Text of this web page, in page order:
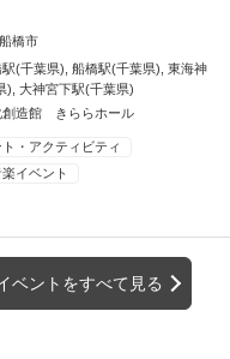
船橋市
(千葉県) ,船橋駅(千葉県) ,東海神
) ,大神宮下駅(千葉県)
創造館 きららホール
・アクティビティ
イベント
ベントをすべて見る